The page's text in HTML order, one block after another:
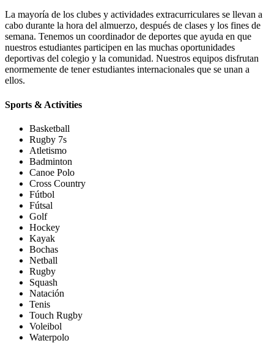
La mayoría de los clubes y actividades extracurriculares se llevan a
cabo durante la hora del almuerzo, después de clases y los fines de
semana. Tenemos un coordinador de deportes que ayuda en que
nuestros estudiantes participen en las muchas oportunidades
deportivas del colegio y la comunidad. Nuestros equipos disfrutan
enormemente de tener estudiantes internacionales que se unan a
ellos.
Sports & Activities
Basketball
Rugby 7s
Atletismo
Badminton
Canoe Polo
Cross Country
Fútbol
Fútsal
Golf
Hockey
Kayak
Bochas
Netball
Rugby
Squash
Natación
Tenis
Touch Rugby
Voleibol
Waterpolo